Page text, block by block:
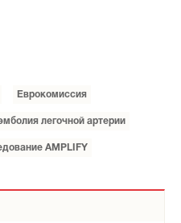
Еврокомиссия
легочной артерии
AMPLIFY